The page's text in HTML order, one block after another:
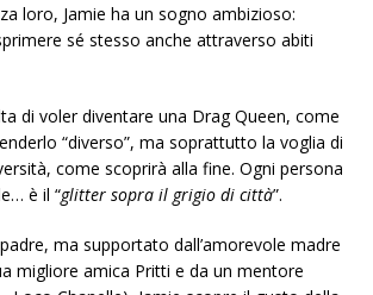
loro, Jamie ha un sogno ambizioso:
sé stesso anche attraverso abiti
di voler diventare una Drag Queen, come
“diverso”, ma soprattutto la voglia di
come scoprirà alla fine. Ogni persona
è il “glitter sopra il grigio di città”.
ma supportato dall’amorevole madre
migliore amica Pritti e da un mentore